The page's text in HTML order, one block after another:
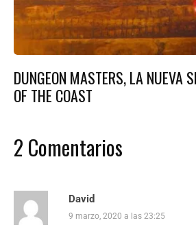
DUNGEON MASTERS, LA NUEVA
OF THE COAST
2 Comentarios
David
9 marzo, 2020 a las 23:25